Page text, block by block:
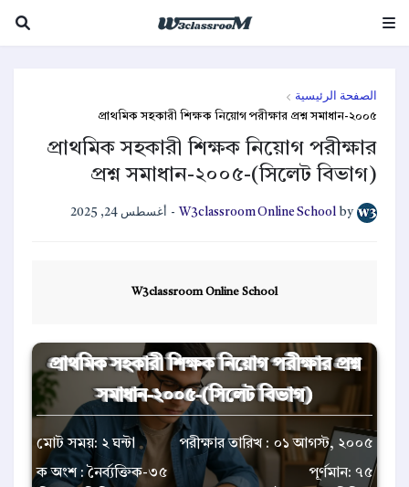
الصفحة الرئيسية
প্রাথমিক সহকারী শিক্ষক নিয়োগ পরীক্ষার প্রশ্ন সমাধান-২০০৫
প্রাথমিক সহকারী শিক্ষক নিয়োগ পরীক্ষার
প্রশ্ন সমাধান-২০০৫-(সিলেট বিভাগ)
by
W3classroom Online School
- أغسطس 24, 2025
W3classroom Online School
প্রাথমিক সহকারী শিক্ষক নিয়োগ পরীক্ষার প্রশ্ন
সমাধান-২০০৫-(সিলেট বিভাগ)
পরীক্ষার তারিখ : ০১ আগস্ট, ২০০৫
মোট সময়: ২ ঘন্টা
পূর্ণমান: ৭৫
ক অংশ : নৈর্ব্যক্তিক-৩৫